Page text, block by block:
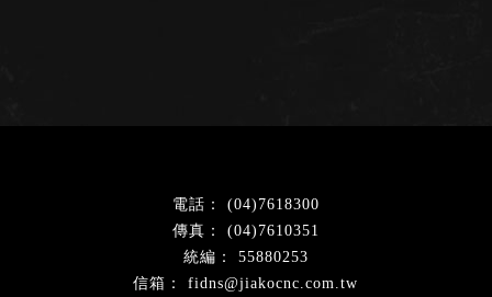
(04)7618300
(04)7610351
55880253
fidns@jiakocnc.com.tw